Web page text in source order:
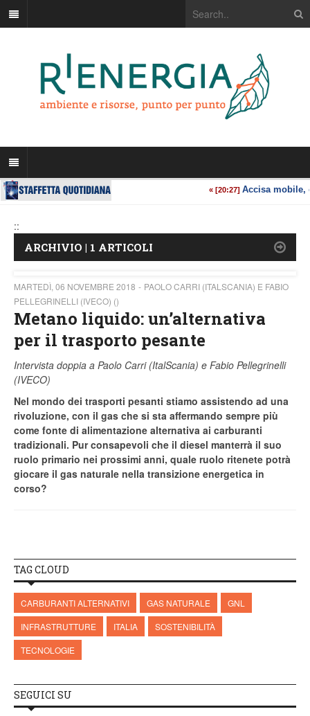
::
ARCHIVIO | 1 ARTICOLI
MARTEDÌ, 06 NOVEMBRE 2018
PAOLO CARRI (ITALSCANIA) E FABIO
PELLEGRINELLI (IVECO) ()
Metano liquido: un’alternativa
per il trasporto pesante
Intervista doppia a Paolo Carri (ItalScania) e Fabio Pellegrinelli
(IVECO)
Nel mondo dei trasporti pesanti stiamo assistendo ad una
rivoluzione, con il gas che si sta affermando sempre più
come fonte di alimentazione alternativa ai carburanti
tradizionali. Pur consapevoli che il diesel manterrà il suo
ruolo primario nei prossimi anni, quale ruolo ritenete potrà
giocare il gas naturale nella transizione energetica in
corso?
TAG CLOUD
CARBURANTI ALTERNATIVI GAS NATURALE
GNL
INFRASTRUTTURE
ITALIA
SOSTENIBILITÀ
TECNOLOGIE
SEGUICI SU